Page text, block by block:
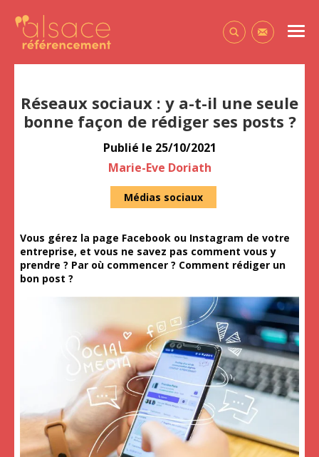
Alsace Référencement Le blog de Première Place
Contactez-
Réseaux sociaux : y a-t-il une seule
bonne façon de rédiger ses posts ?
Publié le 25/10/2021
AuteurMarie-Eve Doriath
Médias sociaux
Vous gérez la page Facebook ou Instagram de votre
entreprise, et vous ne savez pas comment vous y
prendre ? Par où commencer ? Comment rédiger un
bon post ?